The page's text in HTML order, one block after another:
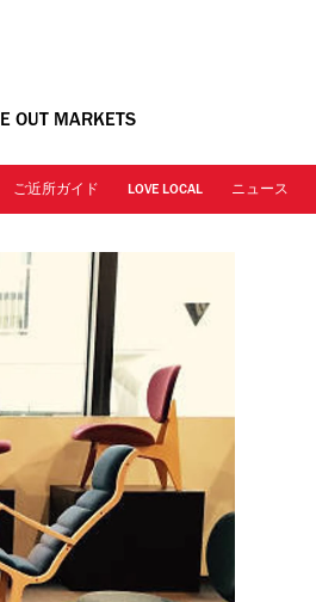
OUT MARKETS
ご近所ガイド LOVE LOCAL ニュース